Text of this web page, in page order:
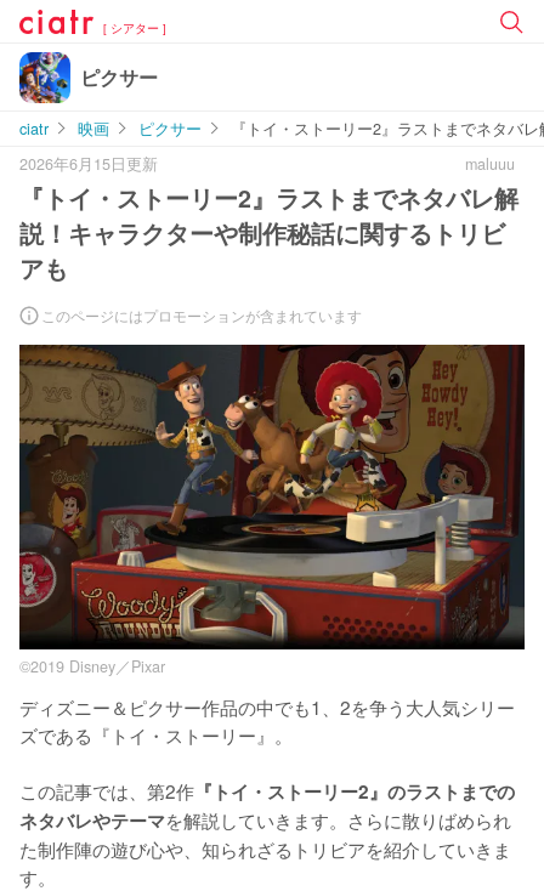
[ シアター ]
ピクサー
ciatr 映画 ピクサー
『トイ・ストーリー2』ラストまでネタバ
2026年6月15日更新
maluuu
『トイ・ストーリー2』ラストまでネタバレ解
説！キャラクターや制作秘話に関するトリビ
アも
このページにはプロモーションが含まれています
©2019 Disney／Pixar
ディズニー＆ピクサー作品の中でも1、2を争う大人気シリー
ズである『トイ・ストーリー』。
この記事では、第2作 『トイ・ストーリー2』のラストまでの
ネタバレやテーマを解説していきます。さらに散りばめられ
た制作陣の遊び心や、知られざるトリビアを紹介していきま
す。